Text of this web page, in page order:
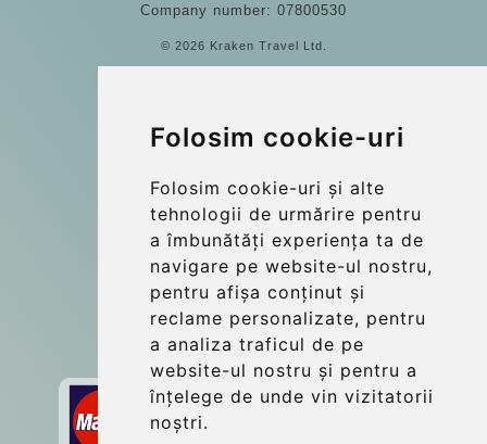
Folosim cookie-uri
Folosim cookie-uri și alte
tehnologii de urmărire pentru
a îmbunătăți experiența ta de
navigare pe website-ul nostru,
pentru afișa conținut și
reclame personalizate, pentru
a analiza traficul de pe
website-ul nostru și pentru a
înțelege de unde vin vizitatorii
noștri.
Company number: 07800530
© 2026 Kraken Travel Ltd.
Blog
Update cookies preferences
Contact
info@budtransfer.com
Secure Payment with STRIPE